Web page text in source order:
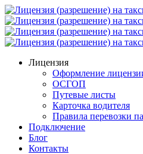
Лицензия
Оформление
ОСГОП
Путевые листы
Карточка водителя
Правила перевозки
Подключение
Блог
Контакты